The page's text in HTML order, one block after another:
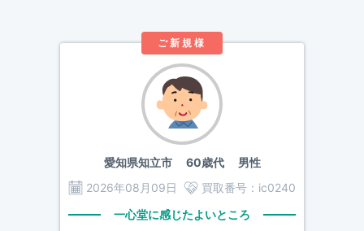
ご新規様
愛知県知立市60歳代 男性
2026年08月09日
買取番号： ic0240
一心堂に感じたよいところ